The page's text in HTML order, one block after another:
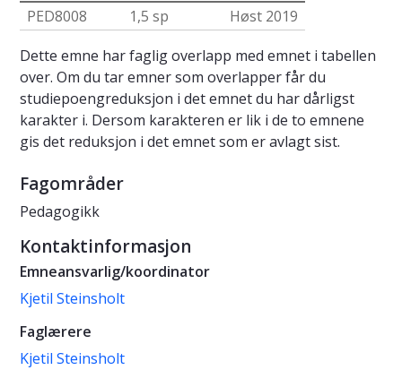
PED8008 1,5 sp
Høst 2019
Dette emne har faglig overlapp med emnet i tabellen
over. Om du tar emner som overlapper får du
studiepoengreduksjon i det emnet du har dårligst
karakter i. Dersom karakteren er lik i de to emnene
gis det reduksjon i det emnet som er avlagt sist.
Fagområder
Pedagogikk
Kontaktinformasjon
Emneansvarlig/koordinator
Kjetil Steinsholt
Faglærere
Kjetil Steinsholt